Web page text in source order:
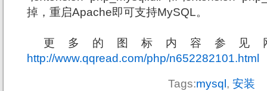
掉，重启Apache即可支持MySQL。
更多的图标内容参见
http://www.qqread.com/php/n652282101.html
Tags:mysql , 安装